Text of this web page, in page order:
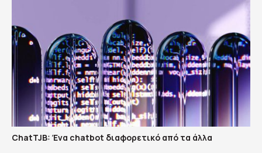
ChatTJB: Ένα chatbot διαφορετικό από τα άλλα